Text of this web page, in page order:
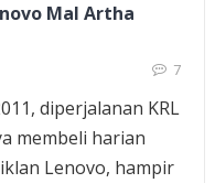
Mal Artha
7
diperjalanan KRL
membeli harian
Lenovo, hampir